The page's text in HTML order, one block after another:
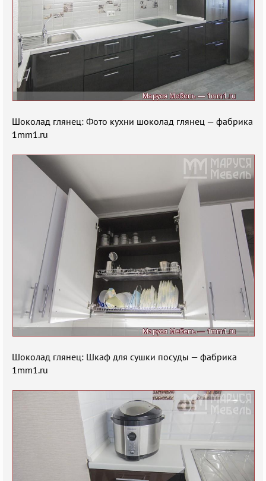
Шоколад глянец: Фото кухни шоколад глянец — фабрика
1mm1.ru
Шоколад глянец: Шкаф для сушки посуды — фабрика
1mm1.ru